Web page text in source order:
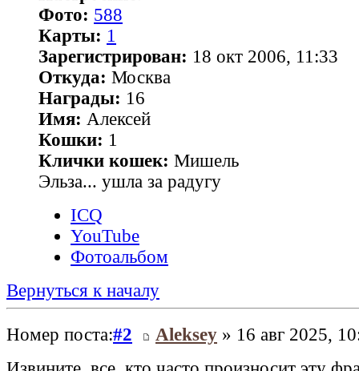
Фото: 588
Карты: 1
Зарегистрирован: 18 окт 2006, 11:33
Откуда: Москва
Награды: 16
Имя: Алексей
Кошки: 1
Клички кошек: Мишель
Эльза... ушла за радугу
ICQ
YouTube
Фотоальбом
Вернуться к началу
Номер поста:#2 Aleksey » 16 авг 2025,